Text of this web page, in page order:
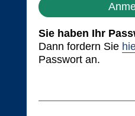
Sie haben Ihr
Dann fordern Sie
Passwort an.